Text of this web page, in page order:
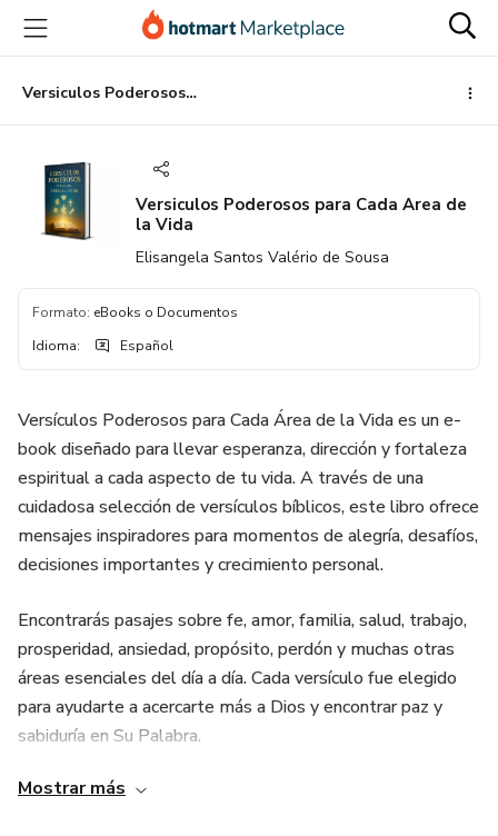
principal
página
de
página
Versiculos Poderosos para Cada Area de la Vida
Versiculos Poderosos para Cada Area de
la Vida
Elisangela Santos Valério de Sousa
Formato: eBooks o Documentos
Idioma: Español
Versículos Poderosos para Cada Área de la Vida es un e-
book diseñado para llevar esperanza, dirección y fortaleza
espiritual a cada aspecto de tu vida. A través de una
cuidadosa selección de versículos bíblicos, este libro ofrece
mensajes inspiradores para momentos de alegría, desafíos,
decisiones importantes y crecimiento personal.
Encontrarás pasajes sobre fe, amor, familia, salud, trabajo,
prosperidad, ansiedad, propósito, perdón y muchas otras
áreas esenciales del día a día. Cada versículo fue elegido
para ayudarte a acercarte más a Dios y encontrar paz y
sabiduría en Su Palabra.
Perfecto para la lectura diaria, la meditación personal o
Mostrar más